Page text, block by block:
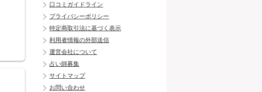
口コミガイドライン
プライバシーポリシー
特定商取引法に基づく表示
利用者情報の外部送信
運営会社について
占い師募集
サイトマップ
お問い合わせ